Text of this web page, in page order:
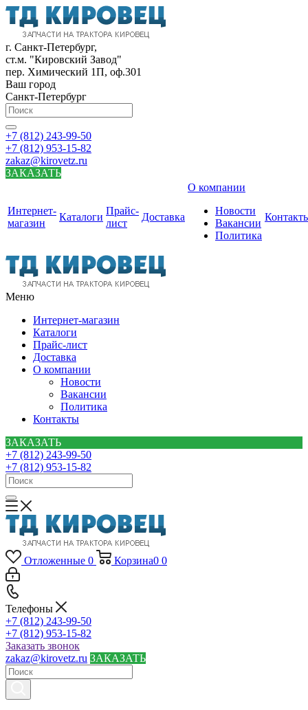
г. Санкт-Петербург,
ст.м. "Кировский Завод"
пер. Химический 1П, оф.301
Ваш город
Санкт-Петербург
+7 (812) 243-99-50
+7 (812) 953-15-82
zakaz@kirovetz.ru
ЗАКАЗАТЬ
Интернет-
магазин
Каталоги
Прайс-
лист
Доставка
О компании
Новости
Вакансии
Политика
Меню
Интернет-магазин
Каталоги
Прайс-лист
Доставка
О компании
Новости
Вакансии
Политика
Контакты
ЗАКАЗАТЬ
+7 (812) 243-99-50
+7 (812) 953-15-82
Отложенные 0 Корзина0 0
Телефоны
+7 (812) 243-99-50
+7 (812) 953-15-82
Заказать звонок
zakaz@kirovetz.ru ЗАКАЗАТЬ